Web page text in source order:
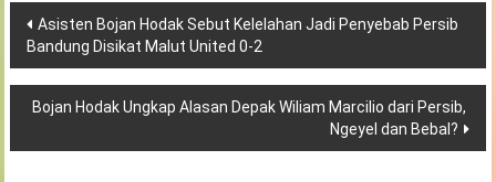
Navigasi
pos
Asisten Bojan Hodak Sebut Kelelahan Jadi Penyebab Persib
Bandung Disikat Malut United 0-2
Bojan Hodak Ungkap Alasan Depak Wiliam Marcilio dari Persib,
Ngeyel dan Bebal?